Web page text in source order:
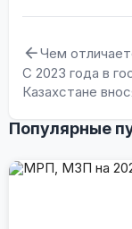
Чем
С 2023 года в
Казахстане
Популярные